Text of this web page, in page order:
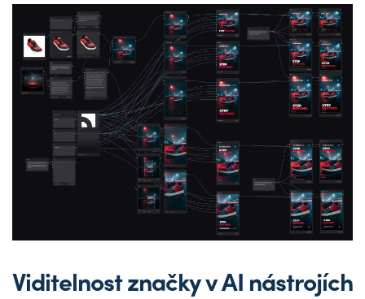
Viditelnost značky v AI nástrojích